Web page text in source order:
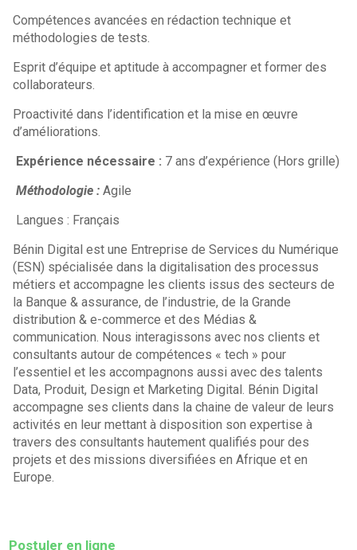
Compétences avancées en rédaction technique et
méthodologies de tests.
Esprit d’équipe et aptitude à accompagner et former des
collaborateurs.
Proactivité dans l’identification et la mise en œuvre
d’améliorations.
Expérience nécessaire : 7 ans d’expérience (Hors grille)
Méthodologie :Agile
Langues : Français
Bénin Digital est une Entreprise de Services du Numérique
(ESN) spécialisée dans la digitalisation des processus
métiers et accompagne les clients issus des secteurs de
la Banque & assurance, de l’industrie, de la Grande
distribution & e-commerce et des Médias &
communication. Nous interagissons avec nos clients et
consultants autour de compétences « tech » pour
l’essentiel et les accompagnons aussi avec des talents
Data, Produit, Design et Marketing Digital. Bénin Digital
accompagne ses clients dans la chaine de valeur de leurs
activités en leur mettant à disposition son expertise à
travers des consultants hautement qualifiés pour des
projets et des missions diversifiées en Afrique et en
Europe.
Postuler en ligne